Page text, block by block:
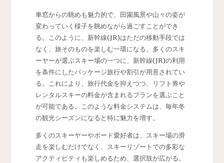
車窓からの眺めも魅力的で、田園風景や山々の姿が
変わっていく様子を眺めながら過ごすことができ
る。このように、新幹線(JR)はただの移動手段では
なく、旅そのものを楽しむ一環になる。多くのスキ
ーヤーが選ぶスキー場の一つに、新幹線(JR)の利用
を条件にしたパッケージ旅行や割引が用意されてい
る。これにより、旅行代金を抑えつつ、リフト券や
レンタルスキーの料金が含まれるプランを選ぶこと
が可能である。このような料金システムは、毎年冬
の観光シーズンになると特に魅力を増す。
多くのスキーヤーやボード愛好者は、スキー場の滑
走を楽しむだけでなく、スキーリゾートでの多彩な
アクティビティも楽しめるため、選択肢が広がる。